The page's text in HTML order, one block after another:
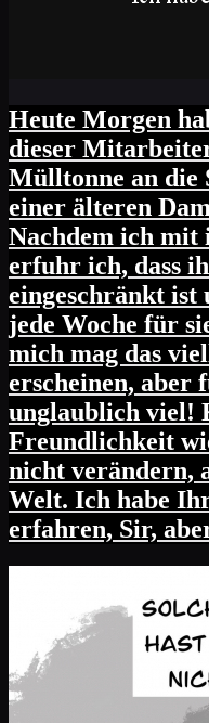
Heute Morgen
dieser
Mülltonne an die
einer älteren
Nachdem ich mit
erfuhr ich, dass
eingeschränkt ist
jede Woche für
mich mag das
erscheinen, aber
unglaublich viel!
Freundlichkeit
nicht verändern,
Welt. Ich habe
erfahren, Sir,